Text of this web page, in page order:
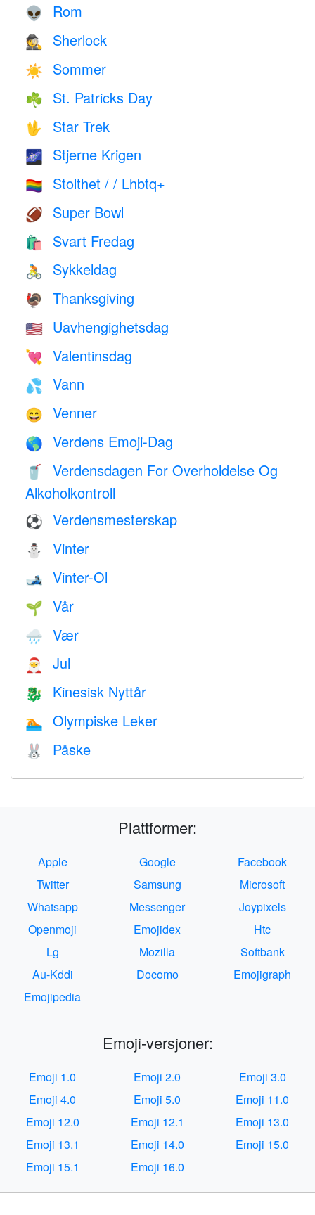
👽 Rom
🕵️ Sherlock
☀️ Sommer
☘️ St. Patricks Day
🖖 Star Trek
🌌 Stjerne Krigen
🏳️‍🌈 Stolthet / / Lhbtq+
🏈 Super Bowl
🛍 Svart Fredag
🚴 Sykkeldag
🦃 Thanksgiving
🇺🇸 Uavhengighetsdag
💘 Valentinsdag
💦 Vann
😄 Venner
🌎 Verdens Emoji-Dag
🥤
Verdensdagen For Overholdelse Og
Alkoholkontroll
⚽ Verdensmesterskap
⛄ Vinter
🎿 Vinter-Ol
🌱 Vår
🌧 Vær
🎅 Jul
🐉 Kinesisk Nyttår
🏊 Olympiske Leker
🐰 Påske
Plattformer:
Apple Google
Facebook
Twitter
Samsung
Microsoft
Whatsapp
Messenger
Joypixels
Openmoji
Emojidex
Htc
Lg
Mozilla
Softbank
Au-Kddi
Docomo
Emojigraph
Emojipedia
Emoji-versjoner:
Emoji 1.0 Emoji 2.0
Emoji 3.0
Emoji 4.0
Emoji 5.0
Emoji 11.0
Emoji 12.0
Emoji 12.1
Emoji 13.0
Emoji 13.1
Emoji 14.0
Emoji 15.0
Emoji 15.1
Emoji 16.0